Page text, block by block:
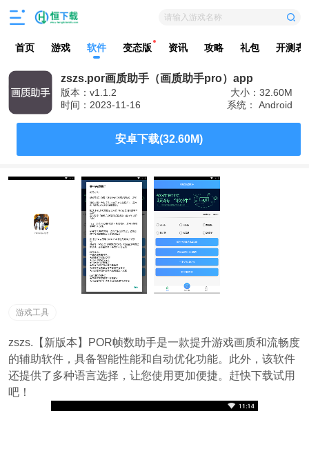
请输入游戏名称
首页 游戏 软件 变态版 资讯 攻略 礼包 开测表
zszs.por画质助手（画质助手pro）app
版本：v1.1.2
大小：32.60M
时间：2023-11-16
系统： Android
安卓下载(32.60M)
游戏工具
zszs.【新版本】POR帧数助手是一款提升游戏画质和流畅度
的辅助软件，具备智能性能和自动优化功能。此外，该软件
还提供了多种语言选择，让您使用更加便捷。赶快下载试用
吧！